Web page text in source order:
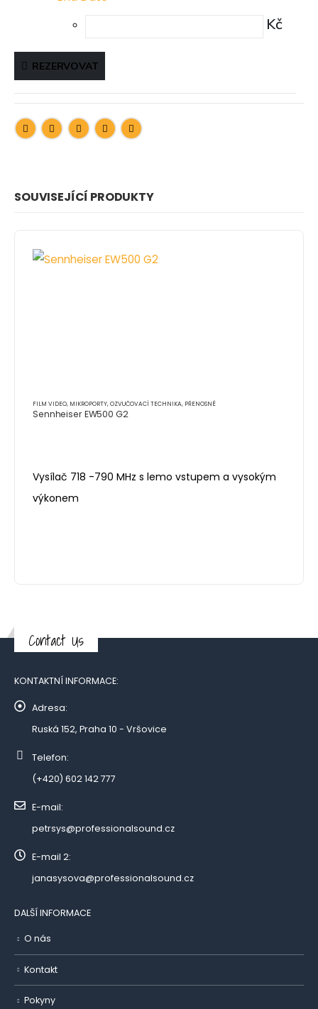
Kč
REZERVOVAT
SOUVISEJÍCÍ PRODUKTY
FILM VIDEO, MIKROPORTY,OZVUČOVACÍ TECHNIKA, PŘENOSNÉ
Sennheiser EW500 G2
Vysílač 718 -790 MHz s lemo vstupem a vysokým
výkonem
Contact Us
KONTAKTNÍ INFORMACE:
Adresa:
Ruská 152, Praha 10 - Vršovice
Telefon:
(+420) 602 142 777
E-mail:
petrsys@professionalsound.cz
E-mail 2:
janasysova@professionalsound.cz
DALŠÍ INFORMACE
O nás
Kontakt
Pokyny